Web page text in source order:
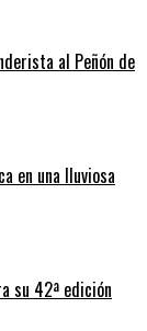
al Peñón de
en una lluviosa
su 42ª edición